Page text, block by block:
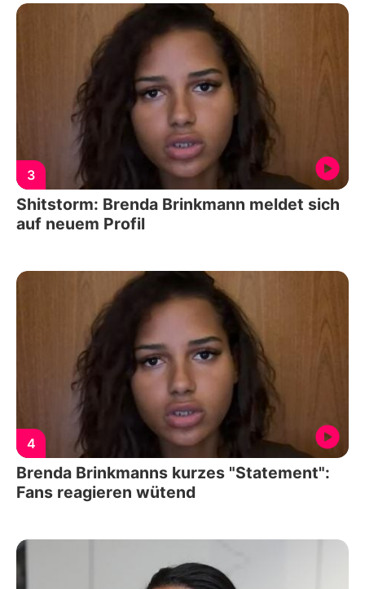
3
Shitstorm: Brenda Brinkmann meldet sich
auf neuem Profil
4
Brenda Brinkmanns kurzes "Statement":
Fans reagieren wütend